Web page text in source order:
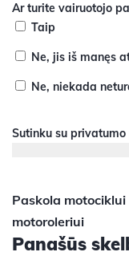
Ar turite vairuotojo
Taip
Ne, jis iš manęs
Ne, niekada
Sutinku su
Paskola motociklui
motoroleriui
Panašūs